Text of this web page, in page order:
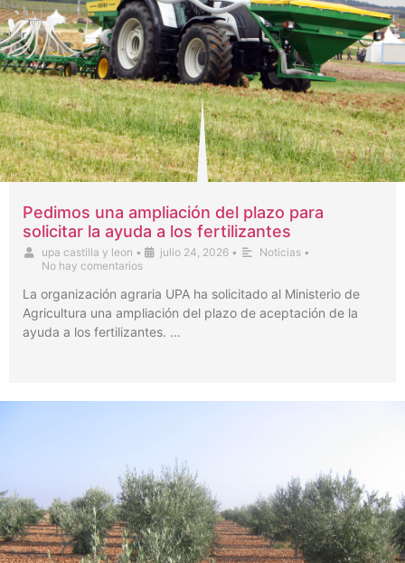
Pedimos una ampliación del plazo para
solicitar la ayuda a los fertilizantes
upa castilla y leon • julio 24, 2026 • Noticias •
No hay comentarios
La organización agraria UPA ha solicitado al Ministerio de
Agricultura una ampliación del plazo de aceptación de la
ayuda a los fertilizantes. …